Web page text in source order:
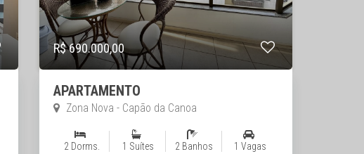
R$ 690.000,00
APARTAMENTO
Zona Nova - Capão da Canoa
2 Dorms. 1 Suítes 2 Banhos 1 Vagas